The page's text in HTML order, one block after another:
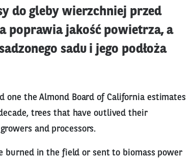
do gleby wierzchniej przed
poprawia jakość powietrza, a
sadu i jego podłoża
one the Almond Board of California estimates
trees that have outlived their
and processors.
burned in the field or sent to biomass power